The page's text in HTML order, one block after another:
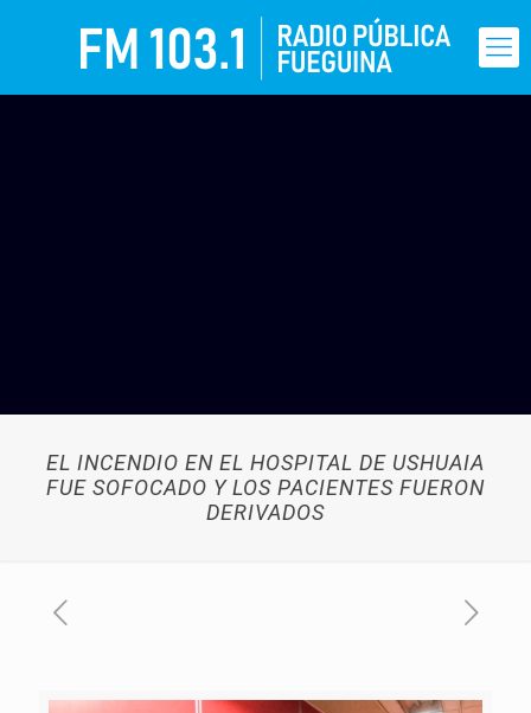
EL INCENDIO EN EL HOSPITAL DE USHUAIA
FUE SOFOCADO Y LOS PACIENTES FUERON
DERIVADOS